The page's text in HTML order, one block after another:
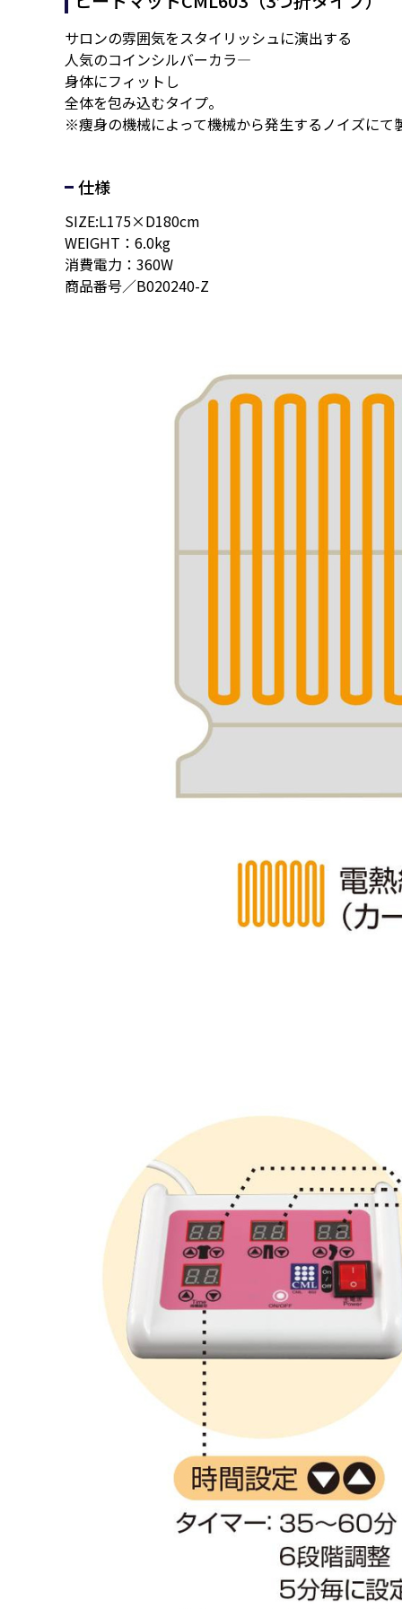
サロンの雰囲気をスタイリッシュに演出する
人気のコインシルバーカラ―
身体にフィットし
全体を包み込むタイプ。
※痩身の機械によって機械から発生するノイズに
仕様
SIZE:L175×D180cm
WEIGHT：6.0kg
消費電力：360W
商品番号／B020240-Z